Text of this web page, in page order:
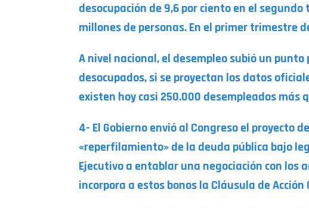
desocupación de 9,6 por ciento en el
millones de personas. En el primer trimestre
A nivel nacional, el desempleo subió un
desocupados, si se proyectan los datos
existen hoy casi 250.000 desempleados más
4- El Gobierno envió al Congreso el proyecto
«reperfilamiento» de la deuda pública bajo
Ejecutivo a entablar una negociación con los
incorpora a estos bonos la Cláusula de